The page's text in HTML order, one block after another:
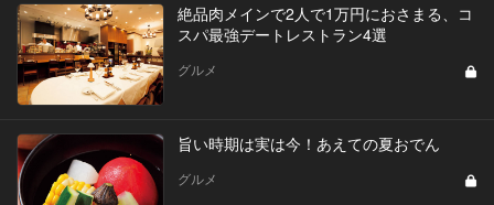
絶品肉メインで2人で1万円におさまる、コ
スパ最強デートレストラン4選
グルメ
旨い時期は実は今！あえての夏おでん
グルメ